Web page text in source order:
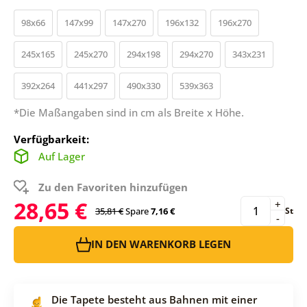
98x66 147x99 147x270 196x132 196x270
245x165 245x270 294x198 294x270 343x231
392x264 441x297 490x330 539x363
*Die Maßangaben sind in cm als Breite x Höhe.
Verfügbarkeit:
Auf Lager
Zu den Favoriten hinzufügen
28,65 € 35,81 €Spare7,16 € -
+ St
IN DEN WARENKORB LEGEN
Die Tapete besteht aus Bahnen mit einer